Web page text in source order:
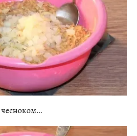
чесноком…